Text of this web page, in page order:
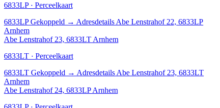
6833LP · Perceelkaart
6833LP Gekoppeld → Adresdetails Abe Lenstrahof 22, 6833LP
Arnhem
Abe Lenstrahof 23, 6833LT Arnhem
6833LT · Perceelkaart
6833LT Gekoppeld → Adresdetails Abe Lenstrahof 23, 6833LT
Arnhem
Abe Lenstrahof 24, 6833LP Arnhem